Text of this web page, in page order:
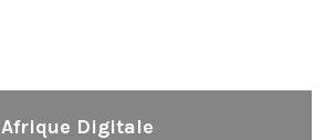
Afrique Digitale